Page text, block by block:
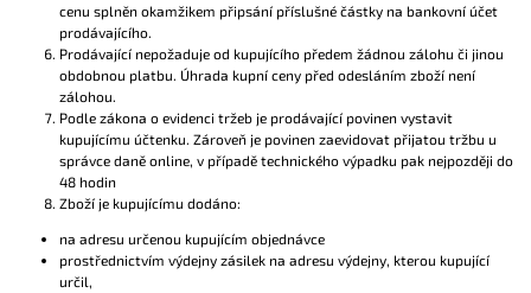
cenu splněn okamžikem připsání příslušné částky na bankovní účet
prodávajícího.
Prodávající nepožaduje od kupujícího předem žádnou zálohu či jinou
obdobnou platbu. Úhrada kupní ceny před odesláním zboží není
zálohou.
Podle zákona o evidenci tržeb je prodávající povinen vystavit
kupujícímu účtenku. Zároveň je povinen zaevidovat přijatou tržbu u
správce daně online, v případě technického výpadku pak nejpozději do
48 hodin
Zboží je kupujícímu dodáno:
na adresu určenou kupujícím objednávce
prostřednictvím výdejny zásilek na adresu výdejny, kterou kupující
určil,